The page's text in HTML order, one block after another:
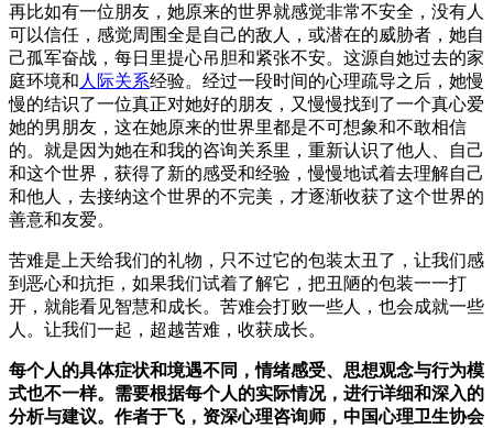
再比如有一位朋友，她原来的世界就感觉非常不安全，没有人
可以信任，感觉周围全是自己的敌人，或潜在的威胁者，她自
己孤军奋战，每日里提心吊胆和紧张不安。这源自她过去的家
庭环境和 人际关系经验。经过一段时间的心理疏导之后，她慢
慢的结识了一位真正对她好的朋友，又慢慢找到了一个真心爱
她的男朋友，这在她原来的世界里都是不可想象和不敢相信
的。就是因为她在和我的咨询关系里，重新认识了他人、自己
和这个世界，获得了新的感受和经验，慢慢地试着去理解自己
和他人，去接纳这个世界的不完美，才逐渐收获了这个世界的
善意和友爱。
苦难是上天给我们的礼物，只不过它的包装太丑了，让我们感
到恶心和抗拒，如果我们试着了解它，把丑陋的包装一一打
开，就能看见智慧和成长。苦难会打败一些人，也会成就一些
人。让我们一起，超越苦难，收获成长。
每个人的具体症状和境遇不同，情绪感受、思想观念与行为模
式也不一样。需要根据每个人的实际情况，进行详细和深入的
分析与建议。作者于飞，资深心理咨询师，中国心理卫生协会